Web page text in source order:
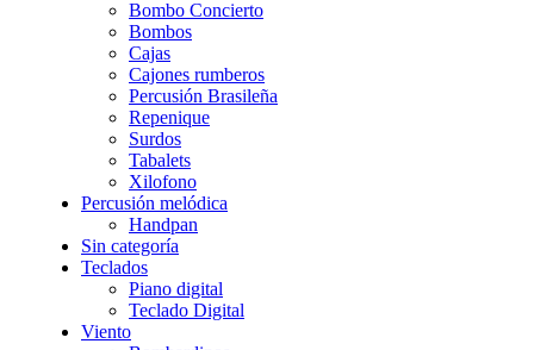
Bombo Concierto
Bombos
Cajas
Cajones rumberos
Percusión Brasileña
Repenique
Surdos
Tabalets
Xilofono
Percusión melódica
Handpan
Sin categoría
Teclados
Piano digital
Teclado Digital
Viento